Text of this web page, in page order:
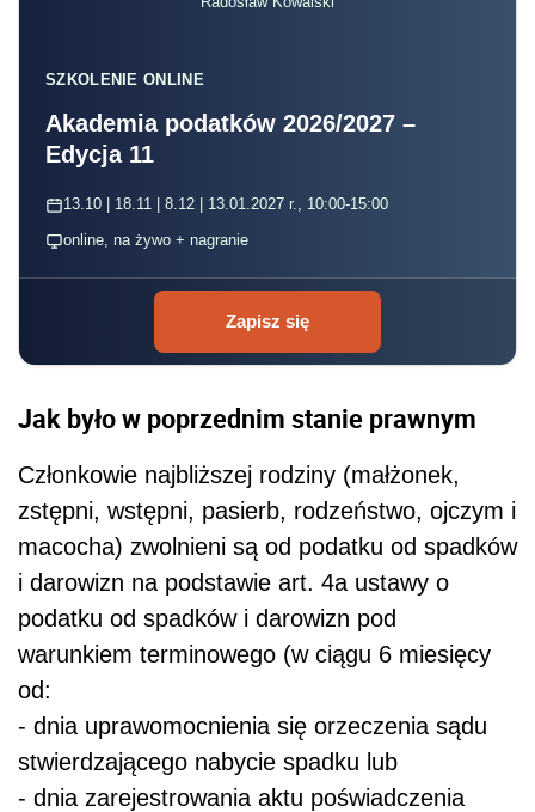
SZKOLENIE ONLINE
Akademia podatków 2026/2027 –
Edycja 11
13.10 | 18.11 | 8.12 | 13.01.2027 r., 10:00-15:00
online, na żywo + nagranie
Zapisz się
Jak było w poprzednim stanie prawnym
Członkowie najbliższej rodziny (małżonek,
zstępni, wstępni, pasierb, rodzeństwo, ojczym i
macocha) zwolnieni są od podatku od spadków
i darowizn na podstawie art. 4a ustawy o
podatku od spadków i darowizn pod
warunkiem terminowego (w ciągu 6 miesięcy
od:
- dnia uprawomocnienia się orzeczenia sądu
stwierdzającego nabycie spadku lub
- dnia zarejestrowania aktu poświadczenia